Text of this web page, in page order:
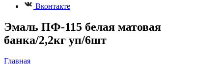
Вконтакте
Эмаль ПФ-115 белая матовая
банка/2,2кг уп/6шт
Главная